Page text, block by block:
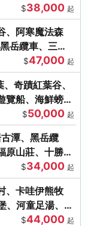
$38,000 起
、阿寒魔法森
岳纜車、三國
$47,000 起
奇蹟紅葉谷、
覽船、海鮮螃蟹
$50,000 起
潭、黑岳纜
原山莊、十勝牧
$34,000 起
、卡哇伊熊牧
、河童足湯、奇
$44,000 起